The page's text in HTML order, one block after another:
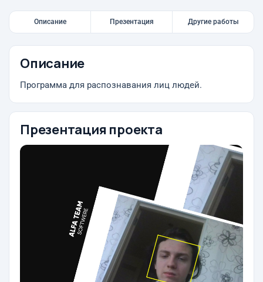
Описание Презентация Другие работы
Описание
Программа для распознавания лиц людей.
Презентация проекта